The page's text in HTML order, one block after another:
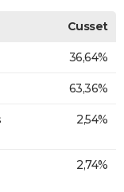
Cusset
36,64%
63,36%
2,54%
2,74%